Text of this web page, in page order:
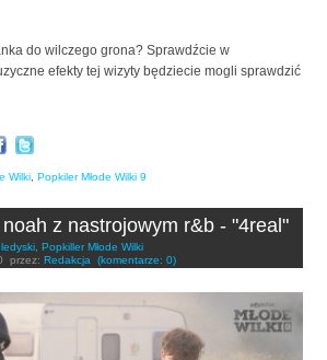
do wilczego grona? Sprawdźcie w
efekty tej wizyty będziecie mogli sprawdzić
Wilki, Popkiler Młode Wilki 9
z nastrojowym r&b - "4real"
, Popkiller Młode Wilki
przez: Redakcja (komentarze: 0)